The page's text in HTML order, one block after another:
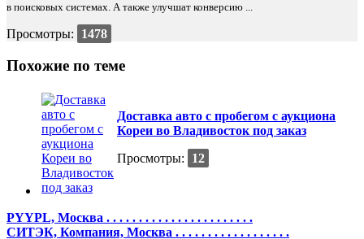
в поисковых системах. А также улучшат конверсию ...
Просмотры: 1478
Похожие по теме
Доставка авто с пробегом с аукциона
Кореи во Владивосток под заказ
Просмотры:
12
PYYPL, Москва . . . . . . . . . . . . . . . . . . . . . . .
СИТЭК, Компания, Москва . . . . . . . . . . . . . . . . . .